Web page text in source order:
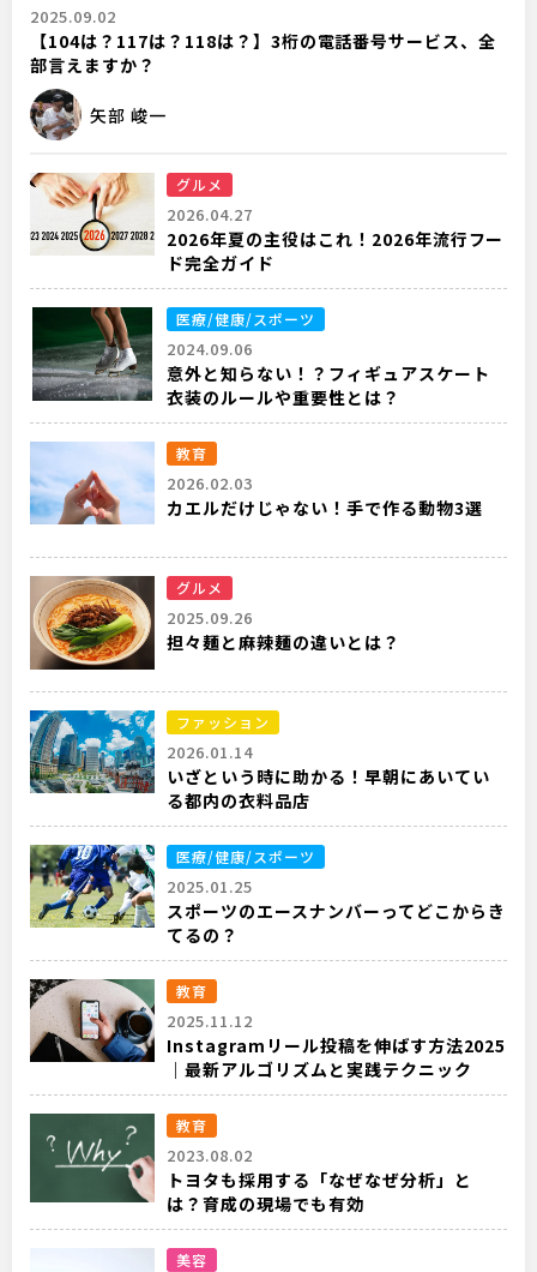
2025.09.02
【104は？117は？118は？】3桁の電話番号サービス、全
部言えますか？
矢部 峻一
グルメ
2026.04.27
2026年夏の主役はこれ！2026年流行フー
ド完全ガイド
医療/健康/スポーツ
2024.09.06
意外と知らない！？フィギュアスケート
衣装のルールや重要性とは？
教育
2026.02.03
カエルだけじゃない！手で作る動物3選
グルメ
2025.09.26
担々麺と麻辣麺の違いとは？
ファッション
2026.01.14
いざという時に助かる！早朝にあいてい
る都内の衣料品店
医療/健康/スポーツ
2025.01.25
スポーツのエースナンバーってどこからき
てるの？
教育
2025.11.12
Instagramリール投稿を伸ばす方法2025
｜最新アルゴリズムと実践テクニック
教育
2023.08.02
トヨタも採用する「なぜなぜ分析」と
は？育成の現場でも有効
美容